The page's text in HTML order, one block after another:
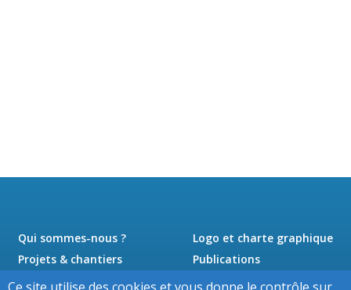
Qui sommes-nous ?
Projets & chantiers
Actualités
Logo et charte graphique
Publications
Presse